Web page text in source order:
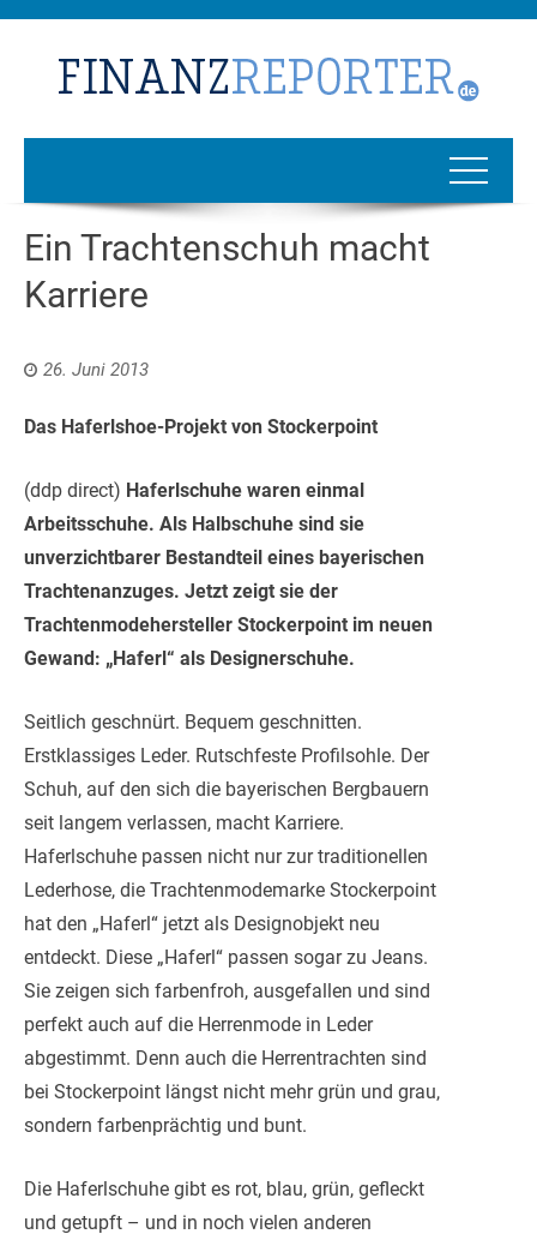
Ein Trachtenschuh macht
Karriere
26. Juni 2013
Das Haferlshoe-Projekt von Stockerpoint
(ddp direct) Haferlschuhe waren einmal
Arbeitsschuhe. Als Halbschuhe sind sie
unverzichtbarer Bestandteil eines bayerischen
Trachtenanzuges. Jetzt zeigt sie der
Trachtenmodehersteller Stockerpoint im neuen
Gewand: „Haferl“ als Designerschuhe.
Seitlich geschnürt. Bequem geschnitten.
Erstklassiges Leder. Rutschfeste Profilsohle. Der
Schuh, auf den sich die bayerischen Bergbauern
seit langem verlassen, macht Karriere.
Haferlschuhe passen nicht nur zur traditionellen
Lederhose, die Trachtenmodemarke Stockerpoint
hat den „Haferl“ jetzt als Designobjekt neu
entdeckt. Diese „Haferl“ passen sogar zu Jeans.
Sie zeigen sich farbenfroh, ausgefallen und sind
perfekt auch auf die Herrenmode in Leder
abgestimmt. Denn auch die Herrentrachten sind
bei Stockerpoint längst nicht mehr grün und grau,
sondern farbenprächtig und bunt.
Die Haferlschuhe gibt es rot, blau, grün, gefleckt
und getupft – und in noch vielen anderen